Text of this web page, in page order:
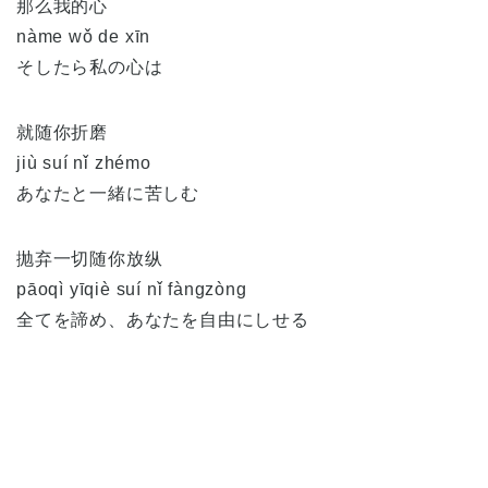
那么我的心
nàme wǒ de xīn
そしたら私の心は
就随你折磨
jiù suí nǐ zhémo
あなたと一緒に苦しむ
抛弃一切随你放纵
pāoqì yīqiè suí nǐ fàngzòng
全てを諦め、あなたを自由にしせる